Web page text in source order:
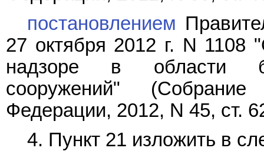
постановлением
27 октября 2012 г. N 1108
надзоре в области
сооружений" (Собрание
Федерации, 2012, N 45, ст.
4. Пункт 21 изложить в